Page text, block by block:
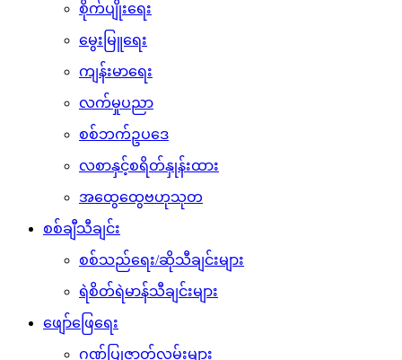
စိုက်ပျိုးရေး
မွေးမြူရေး
ကျန်းမာရေး
လက်မှုပညာ
စစ်ဘက်ဥပဒေ
လစာနှင့်စရိတ်နှုန်းထား
အထွေထွေဗဟုသုတ
စစ်ချီသီချင်း
စစ်သည်ရေး/ဆိုသီချင်းများ
ရဲစိတ်ရဲမာန်သီချင်းများ
ဖျော်ဖြေရေး
ဂုဏ်ပြုဇာတ်လမ်းများ